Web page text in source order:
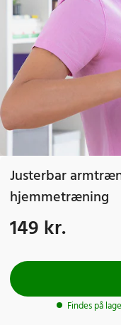
Justerbar
hjemmetræning
Pris:149 kr.
149 kr.
Findes på